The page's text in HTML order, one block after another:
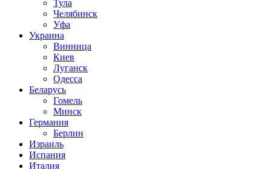
Тула
Челябинск
Уфа
Украина
Винница
Киев
Луганск
Одесса
Беларусь
Гомель
Минск
Германия
Берлин
Израиль
Испания
Италия